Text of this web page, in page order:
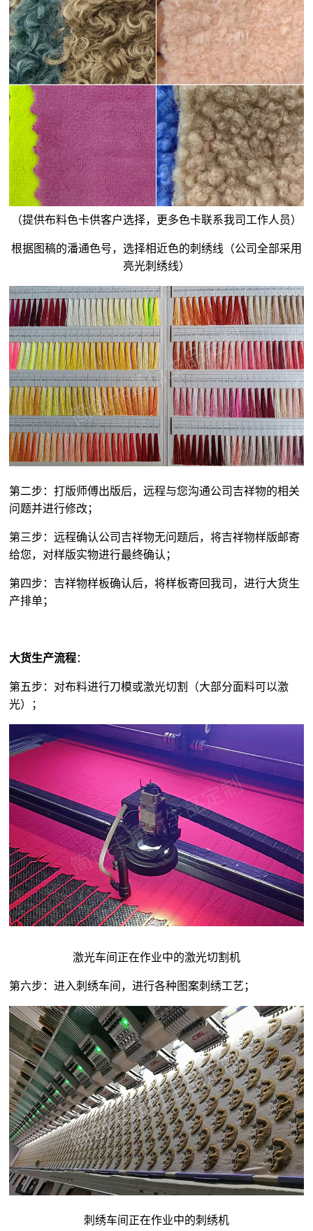
（提供布料色卡供客户选择，更多色卡联系我司工作人员）
根据图稿的潘通色号，选择相近色的刺绣线（公司全部采用
亮光刺绣线）
第二步：打版师傅出版后，远程与您沟通公司吉祥物的相关
问题并进行修改；
第三步：远程确认公司吉祥物无问题后，将吉祥物样版邮寄
给您，对样版实物进行最终确认；
第四步：吉祥物样板确认后，将样板寄回我司，进行大货生
产排单；
大货生产流程：
第五步：对布料进行刀模或激光切割（大部分面料可以激
光）；
激光车间正在作业中的激光切割机
第六步：进入刺绣车间，进行各种图案刺绣工艺；
刺绣车间正在作业中的刺绣机